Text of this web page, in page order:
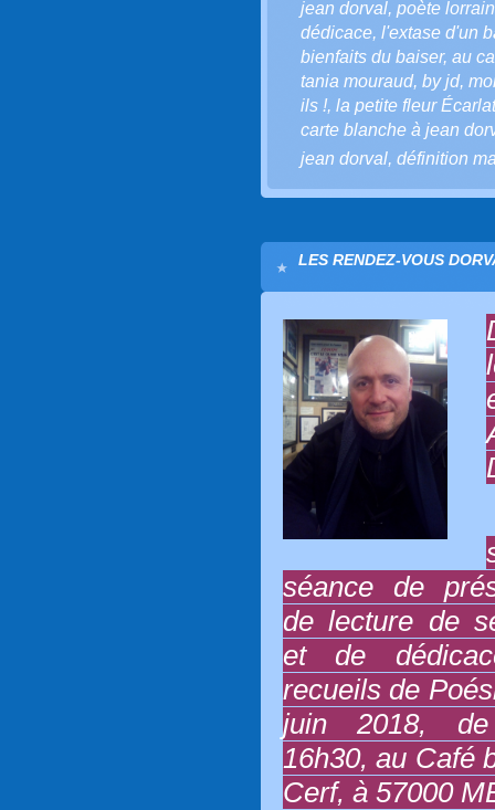
jean dorval, poète lorrain
dédicace, l'extase d'un
bienfaits du baiser, au
tania mouraud, by jd,
ils !, la petite fleur
carte blanche à jean
jean dorval, définition
LES RENDEZ-VOUS
séance de
de lecture de
et de
recueils de
juin 2018,
16h30, au Café
Cerf, à 57000